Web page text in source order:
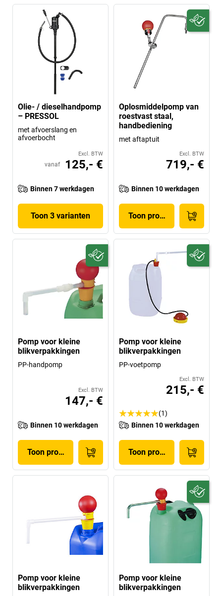
Olie- / dieselhandpomp
– PRESSOL
met afvoerslang en
afvoerbocht
Excl. BTW
vanaf 125,- €
Binnen 7 werkdagen
Toon 3 varianten
Oplosmiddelpomp van
roestvast staal,
handbediening
met aftaptuit
Excl. BTW
719,- €
Binnen 10 werkdagen
Toon product
Pomp voor kleine
blikverpakkingen
PP-handpomp
Excl. BTW
147,- €
Binnen 10 werkdagen
Toon product
Pomp voor kleine
blikverpakkingen
PP-voetpomp
Excl. BTW
215,- €
(1)
Binnen 10 werkdagen
Toon product
Pomp voor kleine
blikverpakkingen
Pomp voor kleine
blikverpakkingen